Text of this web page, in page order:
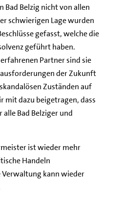
Belzig nicht von allen
schwierigen Lage wurden
gefasst, welche die
geführt haben.
Partner sind sie
der Zukunft
Zuständen auf
mit dazu beigetragen, dass
Bad Belziger und
ist wieder mehr
Handeln
kann wieder